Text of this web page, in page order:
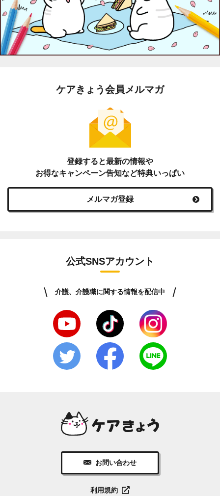
ケアきょう会員メルマガ
登録すると最新の情報や
お得なキャンペーン告知など特典いっぱい
メルマガ登録
公式SNSアカウント
介護、介護職に関する情報を配信中
お問い合わせ
利用規約